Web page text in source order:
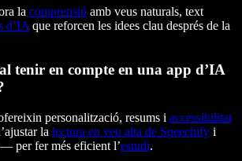
la comprensió amb veus naturals, text
d’IA que reforcen les idees clau després de la
tenir en compte en una app d’IA
personalització, resums i accessibilitat
la lectura en veu alta de Speechify i
per fer més eficient l’estudi.